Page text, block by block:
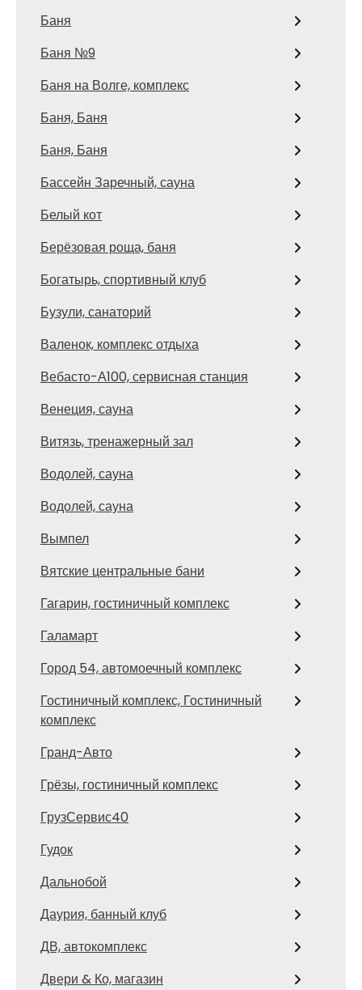
Баня
Баня №9
Баня на Волге, комплекс
Баня, Баня
Баня, Баня
Бассейн Заречный, сауна
Белый кот
Берёзовая роща, баня
Богатырь, спортивный клуб
Бузули, санаторий
Валенок, комплекс отдыха
Вебасто-А100, сервисная станция
Венеция, сауна
Витязь, тренажерный зал
Водолей, сауна
Водолей, сауна
Вымпел
Вятские центральные бани
Гагарин, гостиничный комплекс
Галамарт
Город 54, автомоечный комплекс
Гостиничный комплекс, Гостиничный
комплекс
Гранд-Авто
Грёзы, гостиничный комплекс
ГрузСервис40
Гудок
Дальнобой
Даурия, банный клуб
ДВ, автокомплекс
Двери & Ко, магазин